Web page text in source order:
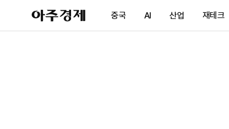
아
주
제
중국 AI 산업 재테크